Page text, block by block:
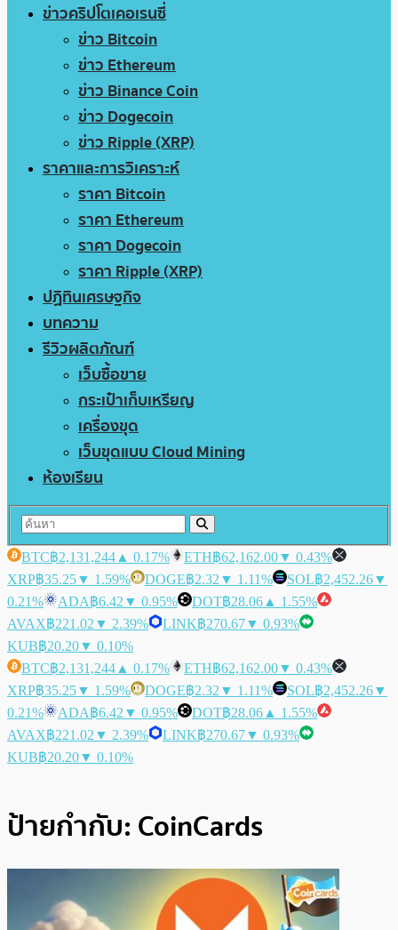
ข่าวคริปโตเคอเรนซี่
ข่าว Bitcoin
ข่าว Ethereum
ข่าว Binance Coin
ข่าว Dogecoin
ข่าว Ripple (XRP)
ราคาและการวิเคราะห์
ราคา Bitcoin
ราคา Ethereum
ราคา Dogecoin
ราคา Ripple (XRP)
ปฏิทินเศรษฐกิจ
บทความ
รีวิวผลิตภัณฑ์
เว็บซื้อขาย
กระเป๋าเก็บเหรียญ
เครื่องขุด
เว็บขุดแบบ Cloud Mining
ห้องเรียน
BTC฿2,131,244 ▲ 0.17% ETH฿62,162.00▼ 0.43%
XRP฿35.25▼ 1.59% DOGE฿2.32 ▼ 1.11% SOL฿2,452.26▼
0.21%
ADA฿6.42 ▼ 0.95% DOT฿28.06 ▲ 1.55%
AVAX฿221.02 ▼ 2.39% LINK฿270.67▼ 0.93%
KUB฿20.20▼ 0.10%
BTC฿2,131,244 ▲ 0.17% ETH฿62,162.00▼ 0.43%
XRP฿35.25▼ 1.59% DOGE฿2.32 ▼ 1.11% SOL฿2,452.26▼
0.21%
ADA฿6.42 ▼ 0.95% DOT฿28.06 ▲ 1.55%
AVAX฿221.02 ▼ 2.39% LINK฿270.67▼ 0.93%
KUB฿20.20▼ 0.10%
ป้ายกำกับ: CoinCards